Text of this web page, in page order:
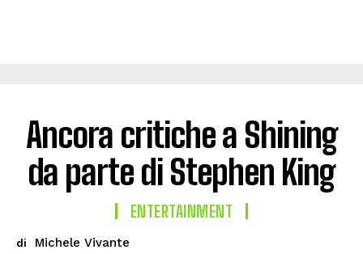
Ancora critiche a Shining
da parte di Stephen King
ENTERTAINMENT
di Michele Vivante